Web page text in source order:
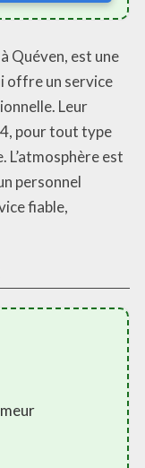
Quéven, est une
offre un service
Leur
pour tout type
est
personnel
fiable,